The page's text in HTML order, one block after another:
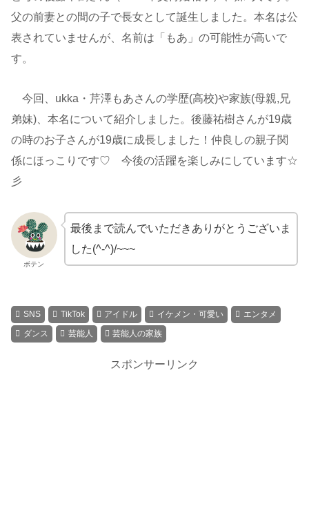
父の前妻との間の子で長女として誕生しました。本名は公
表されていませんが、名前は「もあ」の可能性が高いで
す。
今回、ukka・芹澤もあさんの学歴(高校)や家族(母親,兄
弟妹)、本名について紹介しました。後藤祐樹さんが19歳
の時のお子さんが19歳に成長しました！仲良しの親子関
係にほっこりです♡ 今後の活躍を楽しみにしています☆
彡
ボテン
最後まで読んでいただきありがとうございま
した(^-^)/~~~
SNS TikTok アイドル イケメン・可愛い
エンタメ
ダンス
芸能人 芸能人の家族
スポンサーリンク